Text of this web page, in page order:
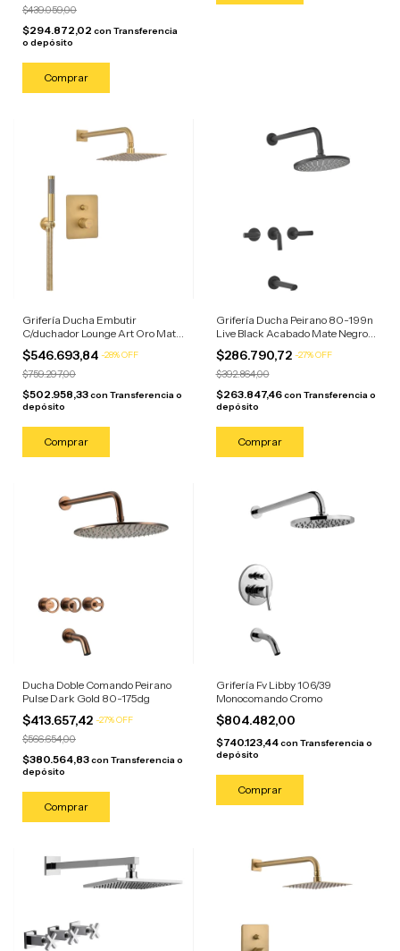
$439.059,00
$294.872,02 con Transferencia
o depósito
Grifería Ducha Embutir
C/duchador Lounge Art Oro Mate
Piazza
$546.693,84 -28%OFF
$759.297,00
$502.958,33con Transferencia o
depósito
Grifería Ducha Peirano 80-199n
Live Black Acabado Mate Negro
Mate
$286.790,72 -27%OFF
$392.864,00
$263.847,46con Transferencia o
depósito
Ducha Doble Comando Peirano
Pulse Dark Gold 80-175dg
$413.657,42 -27%OFF
$566.654,00
$380.564,83con Transferencia o
depósito
Grifería Fv Libby 106/39
Monocomando Cromo
$804.482,00
$740.123,44con Transferencia o
depósito